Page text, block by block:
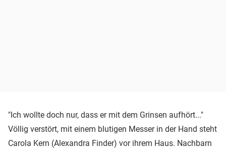
"Ich wollte doch nur, dass er mit dem Grinsen aufhört..."
Völlig verstört, mit einem blutigen Messer in der Hand steht
Carola Kern (Alexandra Finder) vor ihrem Haus. Nachbarn